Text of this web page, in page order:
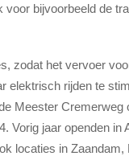
bijvoorbeeld de
zodat het vervoer
elektrisch rijden te
Meester Cremerweg
Vorig jaar openden in
locaties in Zaandam,